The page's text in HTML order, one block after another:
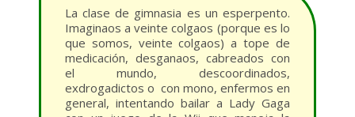
La clase de gimnasia es un esperpento.
Imaginaos a veinte colgaos (porque es lo
que somos, veinte colgaos) a tope de
medicación, desganaos, cabreados con
el mundo, descoordinados,
exdrogadictos o con mono, enfermos en
general, intentando bailar a Lady Gaga